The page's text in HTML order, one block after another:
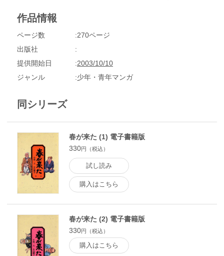
作品情報
ページ数
270ページ
出版社
提供開始日
2003/10/10
ジャンル
少年・青年マンガ
同シリーズ
春が来た (1) 電子書籍版
330円（税込）
試し読み
購入はこちら
春が来た (2) 電子書籍版
330円（税込）
購入はこちら